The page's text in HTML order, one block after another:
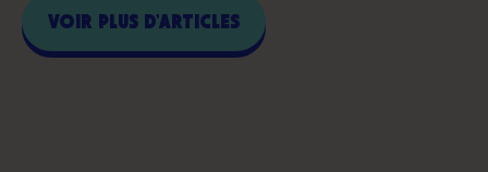
VOIR PLUS D'ARTICLES